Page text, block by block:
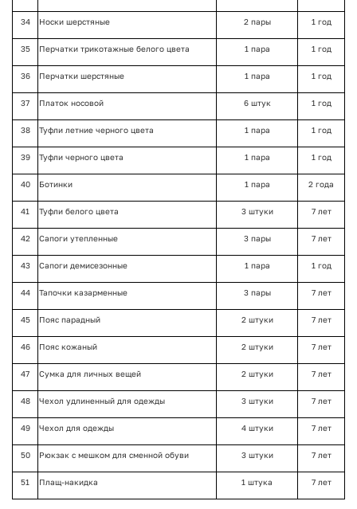
34 Носки шерстяные 2 пары 1 год
35 Перчатки трикотажные белого цвета 1 пара 1 год
36 Перчатки шерстяные 1 пара 1 год
37 Платок носовой 6 штук 1 год
38 Туфли летние черного цвета 1 пара 1 год
39 Туфли черного цвета 1 пара 1 год
40 Ботинки 1 пара 2 года
41 Туфли белого цвета 3 штуки 7 лет
42 Сапоги утепленные 3 пары 7 лет
43 Сапоги демисезонные 1 пара 1 год
44 Тапочки казарменные 3 пары 7 лет
45 Пояс парадный 2 штуки 7 лет
46 Пояс кожаный 2 штуки 7 лет
47 Сумка для личных вещей 2 штуки 7 лет
48 Чехол удлиненный для одежды 3 штуки 7 лет
49 Чехол для одежды 4 штуки 7 лет
50 Рюкзак с мешком для сменной обуви 3 штуки 7 лет
51 Плащ-накидка 1 штука 7 лет